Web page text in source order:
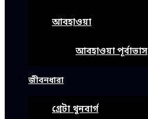
আবহাওয়া
আবহাওয়া পূর্বাভাস
জীবনধারা
গ্রেটা থুনবার্গ